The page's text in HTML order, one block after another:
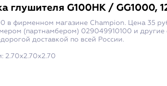
глушителя G100HK / GG1000,
в фирменном магазине Champion. Цена 35
(партнамбером) 029049910100 и другие
доставкой по всей России.
2.70x2.70x2.70